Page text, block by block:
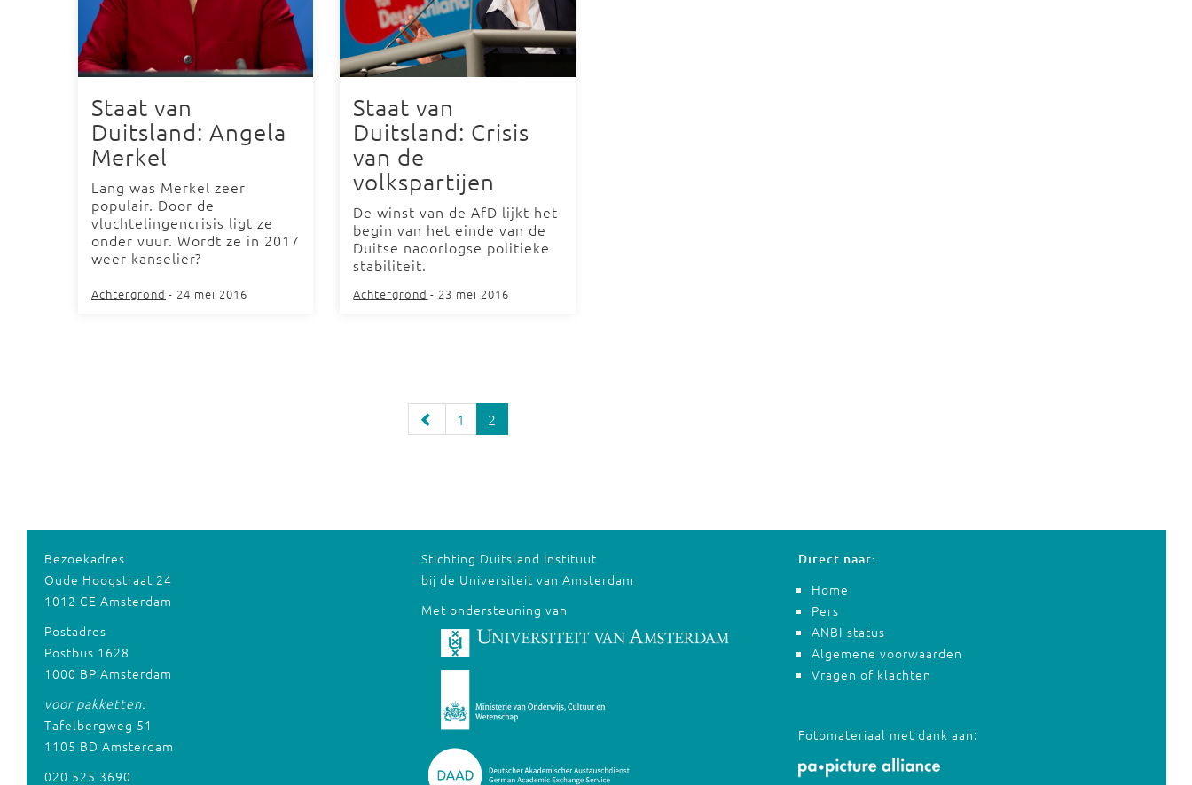
Staat van
Duitsland: Angela
Merkel
Lang was Merkel zeer
populair. Door de
vluchtelingencrisis ligt ze
onder vuur. Wordt ze in 2017
weer kanselier?
Achtergrond - 24 mei 2016
Staat van
Duitsland: Crisis
van de
volkspartijen
De winst van de AfD lijkt het
begin van het einde van de
Duitse naoorlogse politieke
stabiliteit.
Achtergrond - 23 mei 2016
1 2
Bezoekadres
Oude Hoogstraat 24
1012 CE Amsterdam
Postadres
Postbus 1628
1000 BP Amsterdam
voor pakketten:
Tafelbergweg 51
1105 BD Amsterdam
020 525 3690
Stichting Duitsland Instituut
bij de Universiteit van Amsterdam
Met ondersteuning van
Direct naar:
Home
Pers
ANBI-status
Algemene voorwaarden
Vragen of klachten
Fotomateriaal met dank aan: